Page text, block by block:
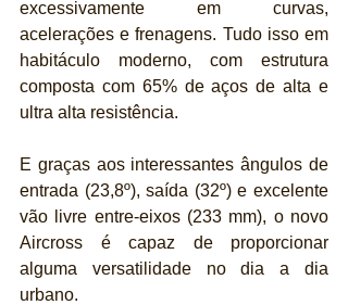
excessivamente em curvas,
acelerações e frenagens. Tudo isso em
habitáculo moderno, com estrutura
composta com 65% de aços de alta e
ultra alta resistência.
E graças aos interessantes ângulos de
entrada (23,8º), saída (32º) e excelente
vão livre entre-eixos (233 mm), o novo
Aircross é capaz de proporcionar
alguma versatilidade no dia a dia
urbano.